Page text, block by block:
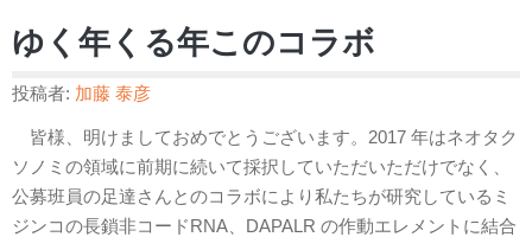
ゆく年くる年このコラボ
投稿者: 加藤 泰彦
皆様、明けましておめでとうございます。2017 年はネオタク
ソノミの領域に前期に続いて採択していただいただけでなく、
公募班員の足達さんとのコラボにより私たちが研究しているミ
ジンコの長鎖非コードRNA、DAPALR の作動エレメントに結合